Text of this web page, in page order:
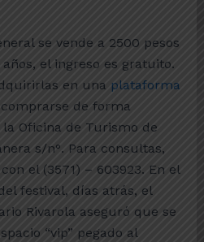
se vende a 2500 pesos
años, el ingreso es gratuito.
en una plataforma
de forma
la Oficina de Turismo de
s/n°. Para consultas,
el (3571) – 603923. En el
festival, días atrás, el
Rivarola aseguró que se
“vip” pegado al